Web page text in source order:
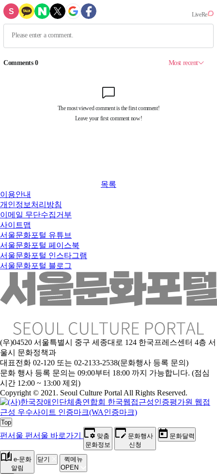
목록
이용안내
개인정보처리방침
이메일 무단수집거부
사이트맵
서울문화포털 유튜브
서울문화포털 페이스북
서울문화포털 인스타그램
서울문화포털 블로그
(우)04520 서울특별시 중구 세종대로 124 한국프레스센터 4층 서
울시 문화정책과
대표전화 02-120 또는 02-2133-2538(문화행사 등록 문의)
문화 행사 등록 문의는 09:00부터 18:00 까지 가능합니다. (점심
시간 12:00 ~ 13:00 제외)
Copyright © 2021. Seoul Culture Portal All Rights Reserved.
Top
펀서울 펀서울 바로가기
맞춤
문화정보
문화행사
신청
문화달력
e-문화
알림
닫기
퀵메뉴
OPEN